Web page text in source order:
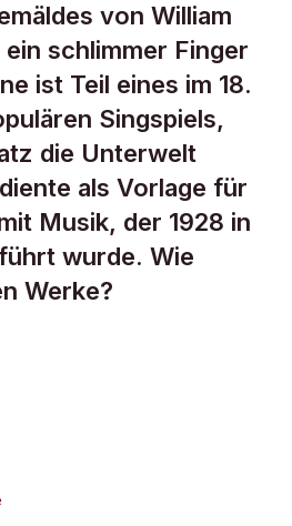
von William
schlimmer Finger
ist Teil eines im 18.
Singspiels,
die Unterwelt
als Vorlage für
Musik, der 1928 in
wurde. Wie
Werke?